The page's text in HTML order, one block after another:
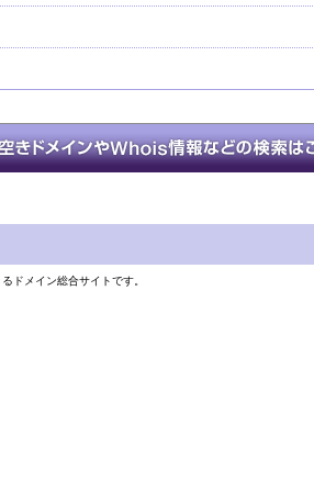
ドメイン総合サイトです。